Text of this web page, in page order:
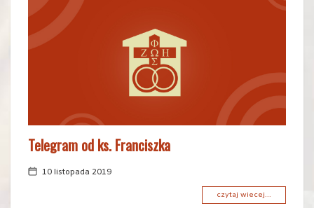
Telegram od ks. Franciszka
10 listopada 2019
czytaj wiecej...